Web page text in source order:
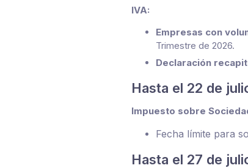
IVA:
Empresas con
Trimestre de 2026.
Declaración
Hasta el 22 de
Impuesto sobre
Fecha límite para
Hasta el 27 de